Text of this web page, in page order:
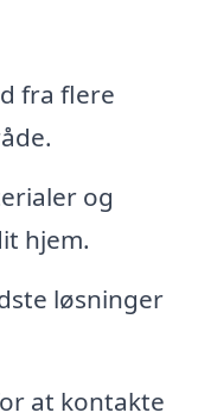
fra flere
og
hjem.
løsninger
at kontakte